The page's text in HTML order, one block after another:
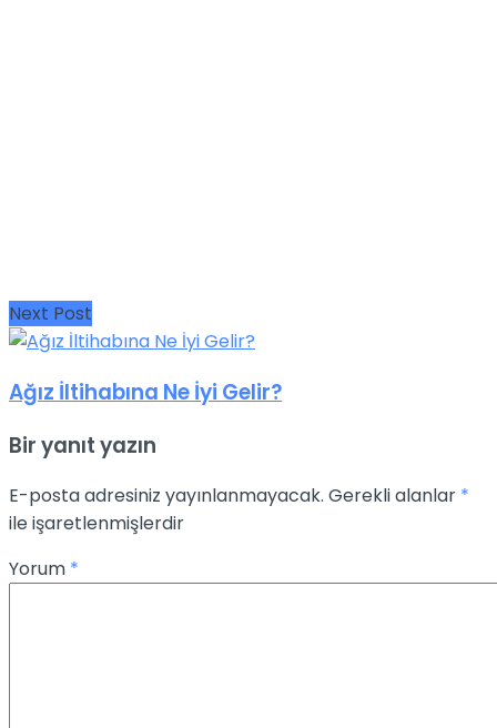
Next Post
Ağız İltihabına Ne İyi Gelir?
Bir yanıt yazın
E-posta adresiniz yayınlanmayacak. Gerekli alanlar *
ile işaretlenmişlerdir
Yorum *